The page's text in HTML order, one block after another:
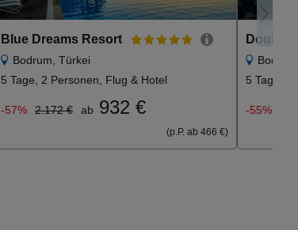
Blue Dreams Resort
Bodrum, Türkei
5 Tage, 2 Personen, Flug & Hotel
-57% 2.172 € ab 932 €
(p.P. ab 466 €)
5 Tage, 2
-55%